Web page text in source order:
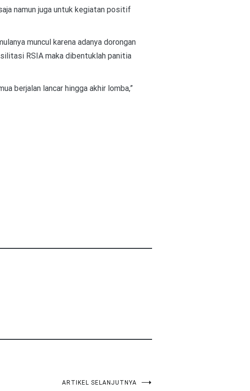
namun juga untuk kegiatan positif
muncul karena adanya dorongan
RSIA maka dibentuklah panitia
berjalan lancar hingga akhir lomba,”
ARTIKEL SELANJUTNYA